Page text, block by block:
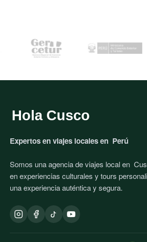
Hola Cusco
Expertos en viajes locales en Perú
Somos una agencia de viajes local en
en experiencias culturales y tours
una experiencia auténtica y segura.